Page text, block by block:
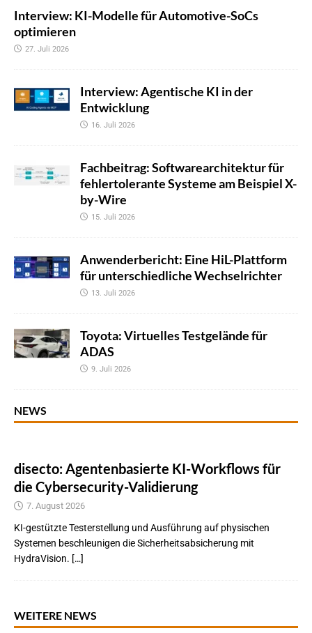
Interview: KI-Modelle für Automotive-SoCs
optimieren
27. Juli 2026
Interview: Agentische KI in der
Entwicklung
16. Juli 2026
Fachbeitrag: Softwarearchitektur für
fehlertolerante Systeme am Beispiel X-
by-Wire
15. Juli 2026
Anwenderbericht: Eine HiL-Plattform
für unterschiedliche Wechselrichter
13. Juli 2026
Toyota: Virtuelles Testgelände für
ADAS
9. Juli 2026
NEWS
disecto: Agentenbasierte KI-Workflows für
die Cybersecurity-Validierung
7. August 2026
KI-gestützte Testerstellung und Ausführung auf physischen
Systemen beschleunigen die Sicherheitsabsicherung mit
HydraVision. […]
WEITERE NEWS